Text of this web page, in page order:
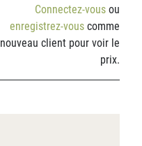
Connectez-vous ou
enregistrez-vous comme
nouveau client pour voir le
prix.